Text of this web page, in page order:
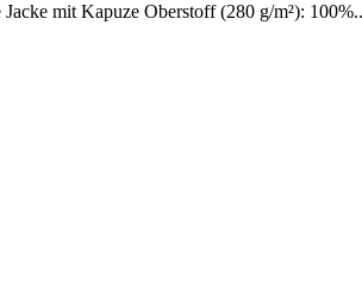
mit Kapuze Oberstoff (280 g/m²):